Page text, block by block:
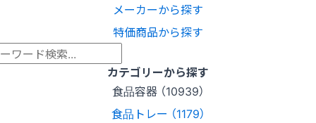
メーカーから探す
特価商品から探す
カテゴリーから探す
食品容器 （10939）
食品トレー （1179）